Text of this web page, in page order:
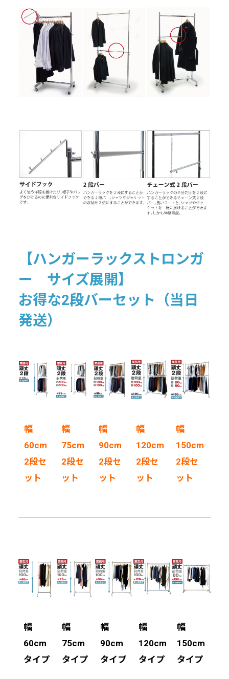
【ハンガーラックストロンガ
ー サイズ展開】
お得な2段バーセット（当日
発送）
幅
60cm
2段セ
ット
幅
75cm
2段セ
ット
幅
90cm
2段セ
ット
幅
120cm
2段セ
ット
幅
150cm
2段セ
ット
幅
60cm
タイプ
幅
75cm
タイプ
幅
90cm
タイプ
幅
120cm
タイプ
幅
150cm
タイプ